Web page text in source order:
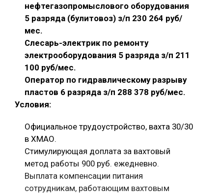
нефтегазопромыслового оборудования
5 разряда (булитовоз) з/п 230 264 руб/
мес.
Слесарь-электрик по ремонту
электрооборудования 5 разряда з/п 211
100 руб/мес.
Оператор по гидравлическому разрыву
пластов 6 разряда з/п 288 378 руб/мес.
Условия:
Официальное трудоустройство, вахта 30/30
в ХМАО.
Стимулирующая доплата за вахтовый
метод работы 900 руб. ежедневно.
Выплата компенсации питания
сотрудникам, работающим вахтовым